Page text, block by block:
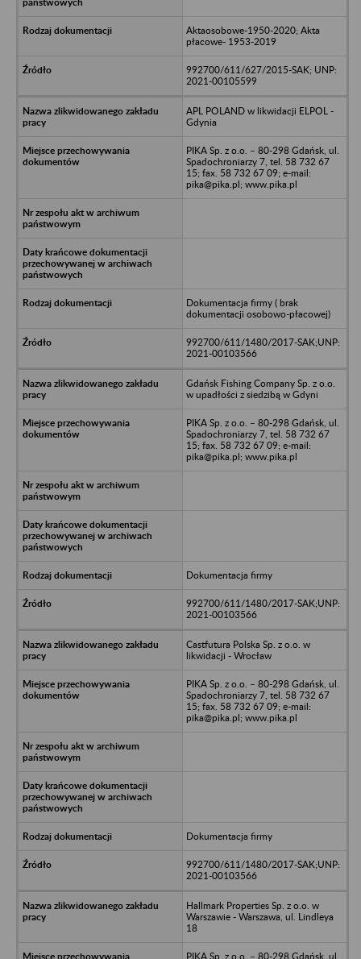
Aktaosobowe-1950-2020; Akta
płacowe- 1953-2019
992700/611/627/2015-SAK; UNP:
2021-00105599
APL POLAND w likwidacji ELPOL -
Gdynia
PIKA Sp. z o.o. – 80-298 Gdańsk, ul.
Spadochroniarzy 7, tel. 58 732 67
15; fax. 58 732 67 09; e-mail:
pika@pika.pl; www.pika.pl
Dokumentacja firmy ( brak
dokumentacji osobowo-płacowej)
992700/611/1480/2017-SAK;UNP:
2021-00103566
Gdańsk Fishing Company Sp. z o.o.
w upadłości z siedzibą w Gdyni
PIKA Sp. z o.o. – 80-298 Gdańsk, ul.
Spadochroniarzy 7, tel. 58 732 67
15; fax. 58 732 67 09; e-mail:
pika@pika.pl; www.pika.pl
Dokumentacja firmy
992700/611/1480/2017-SAK;UNP:
2021-00103566
Castfutura Polska Sp. z o.o. w
likwidacji - Wrocław
PIKA Sp. z o.o. – 80-298 Gdańsk, ul.
Spadochroniarzy 7, tel. 58 732 67
15; fax. 58 732 67 09; e-mail:
pika@pika.pl; www.pika.pl
Dokumentacja firmy
992700/611/1480/2017-SAK;UNP:
2021-00103566
Hallmark Properties Sp. z o.o. w
Warszawie - Warszawa, ul. Lindleya
18
PIKA Sp. z o.o. – 80-298 Gdańsk, ul.